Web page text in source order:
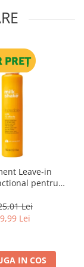
Leave‑in
pentru
Shake Leave-
Milk, 150 ml
Lei
Lei
IN COS